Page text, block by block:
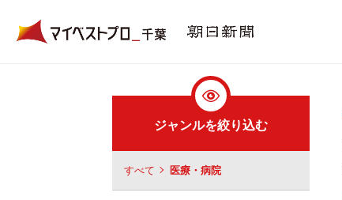
ジャンルを絞り込む
すべて 医療・病院